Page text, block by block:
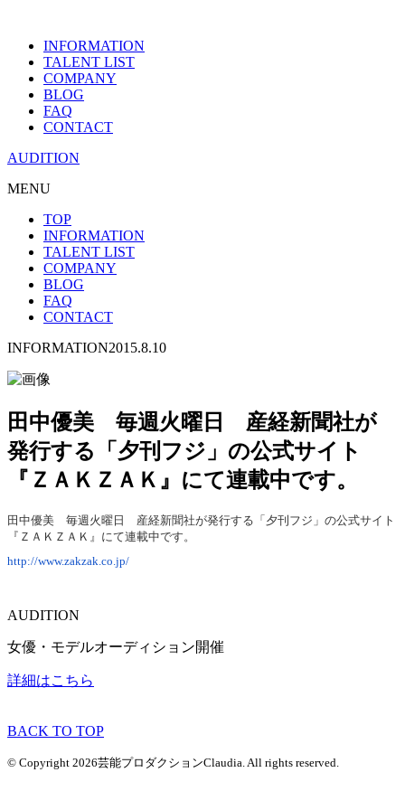
INFORMATION
TALENT LIST
COMPANY
BLOG
FAQ
CONTACT
AUDITION
MENU
TOP
INFORMATION
TALENT LIST
COMPANY
BLOG
FAQ
CONTACT
INFORMATION2015.8.10
田中優美 毎週火曜日 産経新聞社が
発行する「夕刊フジ」の公式サイト
『ＺＡＫＺＡＫ』にて連載中です。
田中優美 毎週火曜日 産経新聞社が発行する「夕刊フジ」の公式サイト
『ＺＡＫＺＡＫ』にて連載中です。
http://www.zakzak.co.jp/
AUDITION
女優・モデルオーディション開催
詳細はこちら
BACK TO TOP
© Copyright 2026芸能プロダクションClaudia. All rights reserved.